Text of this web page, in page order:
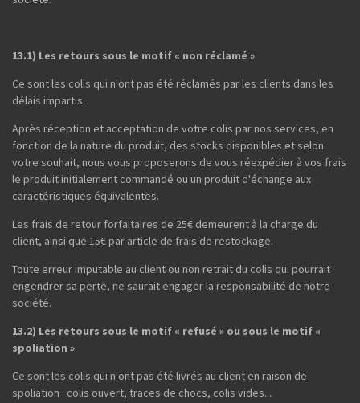
13.1) Les retours sous le motif « non réclamé »
Ce sont les colis qui n'ont pas été réclamés par les clients dans les
délais impartis.
Après réception et acceptation de votre colis par nos services, en
fonction de la nature du produit, des stocks disponibles et selon
votre souhait, nous vous proposerons de vous réexpédier à vos frais
le produit initialement commandé ou un produit d'échange aux
caractéristiques équivalentes.
Les frais de retour forfaitaires de 25€ demeurent à la charge du
client, ainsi que 15€ par article de frais de restockage.
Toute erreur imputable au client ou non retrait du colis qui pourrait
engendrer sa perte, ne saurait engager la responsabilité de notre
société.
13.2) Les retours sous le motif « refusé » ou sous le motif «
spoliation »
Ce sont les colis qui n'ont pas été livrés au client en raison de
spoliation : colis ouvert, traces de chocs, colis vides...